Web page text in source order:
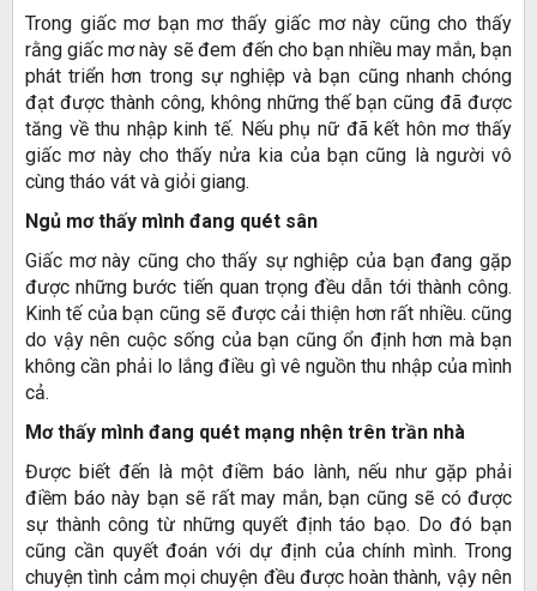
Trong giấc mơ bạn mơ thấy giấc mơ này cũng cho thấy
rằng giấc mơ này sẽ đem đến cho bạn nhiều may mắn, bạn
phát triển hơn trong sự nghiệp và bạn cũng nhanh chóng
đạt được thành công, không những thế bạn cũng đã được
tăng về thu nhập kinh tế. Nếu phụ nữ đã kết hôn mơ thấy
giấc mơ này cho thấy nửa kia của bạn cũng là người vô
cùng tháo vát và giỏi giang.
Ngủ mơ thấy mình đang quét sân
Giấc mơ này cũng cho thấy sự nghiệp của bạn đang gặp
được những bước tiến quan trọng đều dẫn tới thành công.
Kinh tế của bạn cũng sẽ được cải thiện hơn rất nhiều. cũng
do vậy nên cuộc sống của bạn cũng ổn định hơn mà bạn
không cần phải lo lắng điều gì vê nguồn thu nhập của mình
cả.
Mơ thấy mình đang quét mạng nhện trên trần nhà
Được biết đến là một điềm báo lành, nếu như gặp phải
điềm báo này bạn sẽ rất may mắn, bạn cũng sẽ có được
sự thành công từ những quyết định táo bạo. Do đó bạn
cũng cần quyết đoán với dự định của chính mình. Trong
chuyện tình cảm mọi chuyện đều được hoàn thành, vậy nên